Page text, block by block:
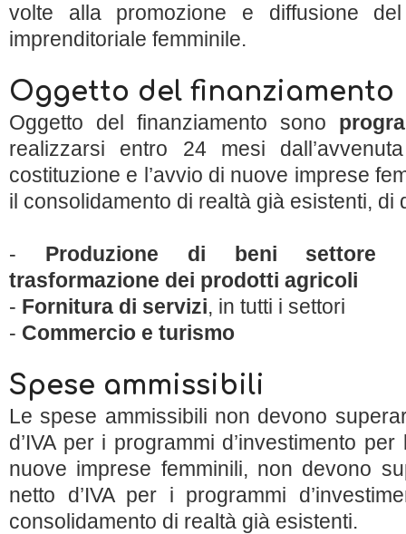
volte alla promozione e diffusione
imprenditoriale femminile.
Oggetto del finanziamento
Oggetto del finanziamento sono
realizzarsi entro 24 mesi
costituzione e l’avvio di nuove imprese
il consolidamento di realtà già esistenti, di
- Produzione di beni settore
trasformazione dei prodotti agricoli
- Fornitura di servizi, in tutti i settori
- Commercio e turismo
Spese ammissibili
Le spese ammissibili non devono
d’IVA per i programmi d’investimento
nuove imprese femminili, non devono
netto d’IVA per i programmi
consolidamento di realtà già esistenti.